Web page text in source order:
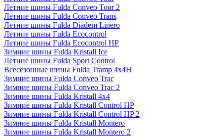
Летние шины Fulda Conveo Tour 2
Летние шины Fulda Conveo Trans
Летние шины Fulda Diadem Linero
Летние шины Fulda Ecocontrol
Летние шины Fulda Ecocontrol HP
Зимние шины Fulda Kristall Ice
Летние шины Fulda Sport Control
Всесезонные шины Fulda Tramp 4x4H
Зимние шины Fulda Conveo Trac
Зимние шины Fulda Conveo Trac 2
Зимние шины Fulda Kristall 4x4
Зимние шины Fulda Kristall Control HP
Зимние шины Fulda Kristall Control HP 2
Зимние шины Fulda Kristall Montero
Зимние шины Fulda Kristall Montero 2